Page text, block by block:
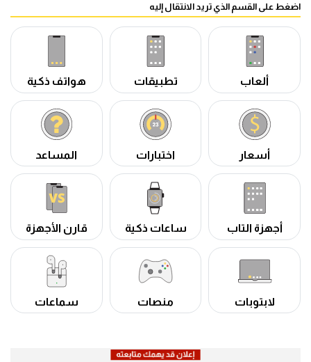
اضغط على القسم الذي تريد الانتقال إليه
ألعاب تطبيقات هواتف ذكية
أسعار اختبارات المساعد
أجهزة التاب ساعات ذكية قارن الأجهزة
لابتوبات منصات سماعات